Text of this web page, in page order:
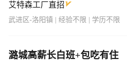
艾特森工厂直招
武进区-洛阳镇 | 经验不限 | 学历不限
潞城高薪长白班+包吃有住